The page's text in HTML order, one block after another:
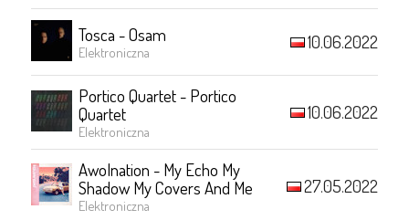
Tosca - Osam
Elektroniczna 10.06.2022
Portico Quartet - Portico
Quartet
Elektroniczna
10.06.2022
Awolnation - My Echo My
Shadow My Covers And Me
Elektroniczna
27.05.2022